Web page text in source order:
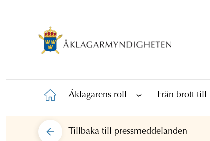
Åklagarens roll Från brott till
Tillbaka till pressmeddelanden